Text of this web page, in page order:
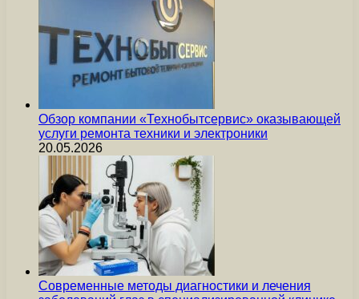
Обзор компании «Технобытсервис» оказывающей
услуги ремонта техники и электроники
20.05.2026
Современные методы диагностики и лечения